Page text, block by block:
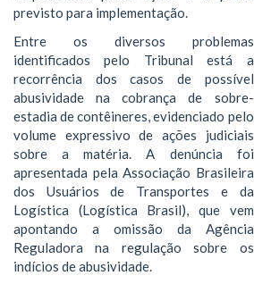
previsto para implementação.
Entre os diversos problemas
identificados pelo Tribunal está a
recorrência dos casos de possível
abusividade na cobrança de sobre-
estadia de contêineres, evidenciado pelo
volume expressivo de ações judiciais
sobre a matéria. A denúncia foi
apresentada pela Associação Brasileira
dos Usuários de Transportes e da
Logística (Logística Brasil), que vem
apontando a omissão da Agência
Reguladora na regulação sobre os
indícios de abusividade.